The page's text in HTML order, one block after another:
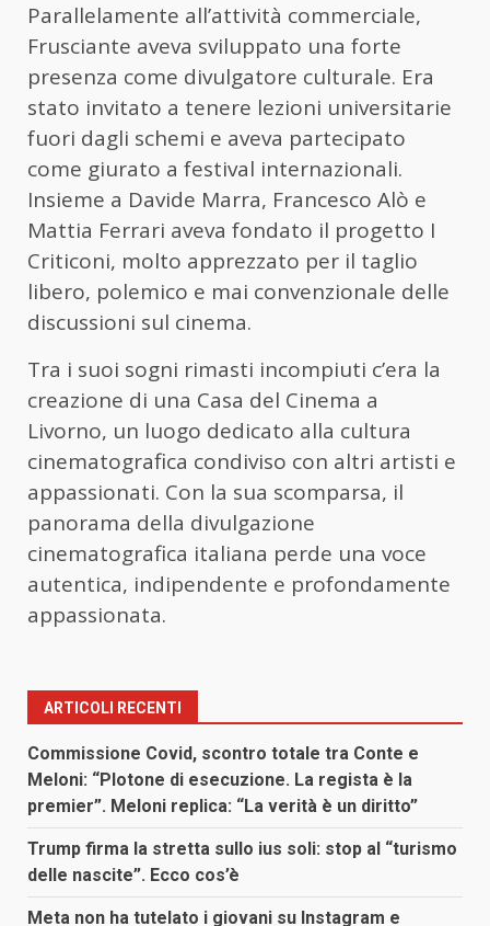
Parallelamente all’attività commerciale,
Frusciante aveva sviluppato una forte
presenza come divulgatore culturale. Era
stato invitato a tenere lezioni universitarie
fuori dagli schemi e aveva partecipato
come giurato a festival internazionali.
Insieme a Davide Marra, Francesco Alò e
Mattia Ferrari aveva fondato il progetto I
Criticoni, molto apprezzato per il taglio
libero, polemico e mai convenzionale delle
discussioni sul cinema.
Tra i suoi sogni rimasti incompiuti c’era la
creazione di una Casa del Cinema a
Livorno, un luogo dedicato alla cultura
cinematografica condiviso con altri artisti e
appassionati. Con la sua scomparsa, il
panorama della divulgazione
cinematografica italiana perde una voce
autentica, indipendente e profondamente
appassionata.
ARTICOLI RECENTI
Commissione Covid, scontro totale tra Conte e
Meloni: “Plotone di esecuzione. La regista è la
premier”. Meloni replica: “La verità è un diritto”
Trump firma la stretta sullo ius soli: stop al “turismo
delle nascite”. Ecco cos’è
Meta non ha tutelato i giovani su Instagram e